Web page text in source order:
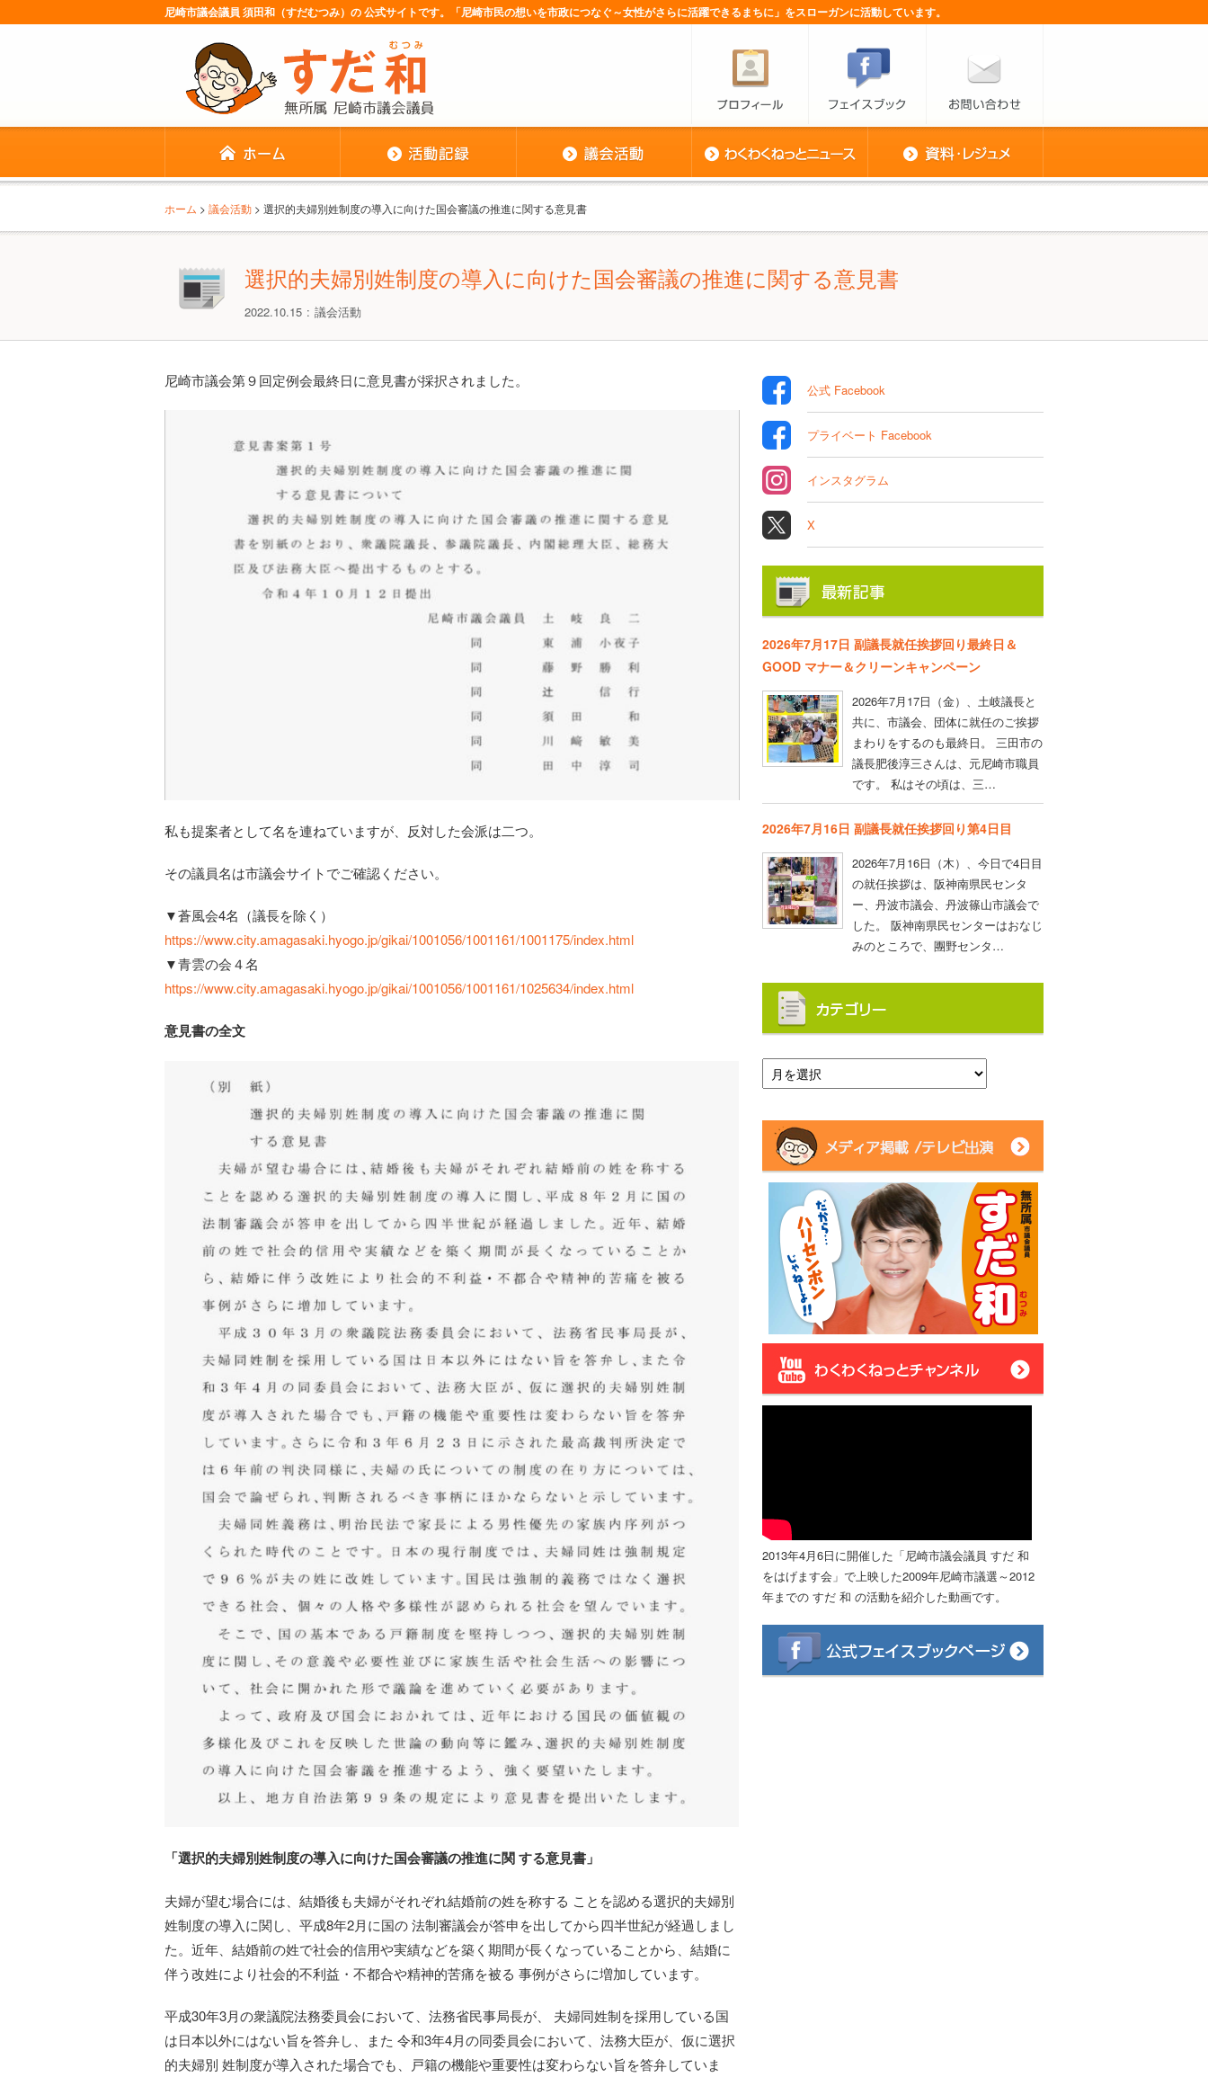
尼崎市議会議員 須田和（すだむつみ）の 公式サイトです。「尼崎市民の想いを市政につなぐ～女性がさらに活躍できるまちに」をスローガンに活動しています。
ホーム > 議会活動 > 選択的夫婦別姓制度の導入に向けた国会審議の推進に関する意見書
選択的夫婦別姓制度の導入に向けた国会審議の推進に関する意見書
2022.10.15 議会活動
尼崎市議会第９回定例会最終日に意見書が採択されました。
私も提案者として名を連ねていますが、反対した会派は二つ。
その議員名は市議会サイトでご確認ください。
▼蒼風会4名（議長を除く）
https://www.city.amagasaki.hyogo.jp/gikai/1001056/1001161/1001175/index.html
▼青雲の会４名
https://www.city.amagasaki.hyogo.jp/gikai/1001056/1001161/1025634/index.html
意見書の全文
「選択的夫婦別姓制度の導入に向けた国会審議の推進に関 する意見書」
夫婦が望む場合には、結婚後も夫婦がそれぞれ結婚前の姓を称する ことを認める選択的夫婦別
姓制度の導入に関し、平成8年2月に国の 法制審議会が答申を出してから四半世紀が経過しまし
た。近年、結婚前の姓で社会的信用や実績などを築く期間が長くなっていることから、結婚に
伴う改姓により社会的不利益・不都合や精神的苦痛を被る 事例がさらに増加しています。
平成30年3月の衆議院法務委員会において、法務省民事局長が、 夫婦同姓制を採用している国
は日本以外にはない旨を答弁し、また 令和3年4月の同委員会において、法務大臣が、仮に選択
的夫婦別 姓制度が導入された場合でも、戸籍の機能や重要性は変わらない旨を答弁していま
公式 Facebook
プライベート Facebook
インスタグラム
X
2026年7月17日 副議長就任挨拶回り最終日＆
GOOD マナー＆クリーンキャンペーン
2026年7月17日（金）、土岐議長と
共に、市議会、団体に就任のご挨拶
まわりをするのも最終日。 三田市の
議長肥後淳三さんは、元尼崎市職員
です。 私はその頃は、三…
2026年7月16日 副議長就任挨拶回り第4日目
2026年7月16日（木）、今日で4日目
の就任挨拶は、阪神南県民センタ
ー、丹波市議会、丹波篠山市議会で
した。 阪神南県民センターはおなじ
みのところで、團野センタ…
2013年4月6日に開催した「尼崎市議会議員 すだ 和
をはげます会」で上映した2009年尼崎市議選～2012
年までの すだ 和 の活動を紹介した動画です。